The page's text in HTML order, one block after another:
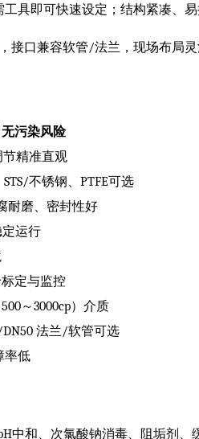
具即可快速设定；结构紧凑、
接口兼容软管/法兰，现场布局
污染风险
节精准直观
不锈钢、PTFE可选
耐磨、密封性好
运行
定与监控
～3000cp）介质
法兰/软管可选
率低
中和、次氯酸钠消毒、阻垢剂、